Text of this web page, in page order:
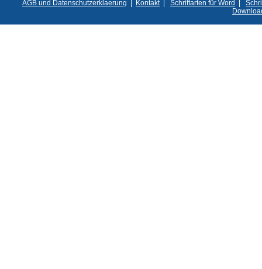
AGB und Datenschutzerklaerung Kontakt| Schriftarten für Word